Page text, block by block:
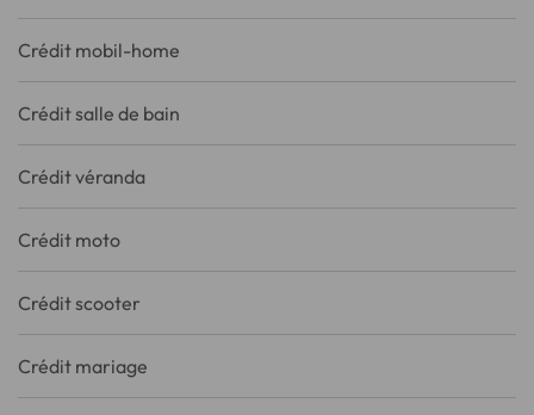
Crédit mobil-home
Crédit salle de bain
Crédit véranda
Crédit moto
Crédit scooter
Crédit mariage